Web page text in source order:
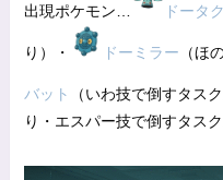
出現ポケモン… ドータ
り）・ ドーミラー （ほ
バット （いわ技で倒すタス
り・エスパー技で倒すタスク